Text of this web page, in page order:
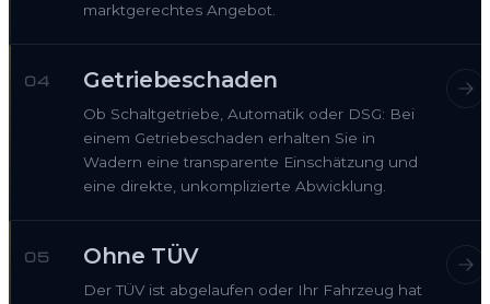
marktgerechtes Angebot.
04 Getriebeschaden
Ob Schaltgetriebe, Automatik oder DSG: Bei
einem Getriebeschaden erhalten Sie in
Wadern eine transparente Einschätzung und
eine direkte, unkomplizierte Abwicklung.
05 Ohne TÜV
Der TÜV ist abgelaufen oder Ihr Fahrzeug hat